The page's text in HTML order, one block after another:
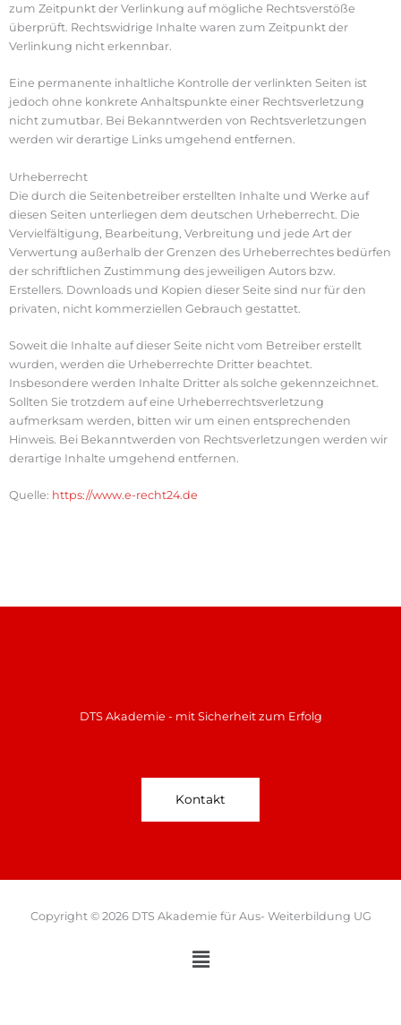
zum Zeitpunkt der Verlinkung auf mögliche Rechtsverstöße
überprüft. Rechtswidrige Inhalte waren zum Zeitpunkt der
Verlinkung nicht erkennbar.
Eine permanente inhaltliche Kontrolle der verlinkten Seiten ist
jedoch ohne konkrete Anhaltspunkte einer Rechtsverletzung
nicht zumutbar. Bei Bekanntwerden von Rechtsverletzungen
werden wir derartige Links umgehend entfernen.
Urheberrecht
Die durch die Seitenbetreiber erstellten Inhalte und Werke auf
diesen Seiten unterliegen dem deutschen Urheberrecht. Die
Vervielfältigung, Bearbeitung, Verbreitung und jede Art der
Verwertung außerhalb der Grenzen des Urheberrechtes bedürfen
der schriftlichen Zustimmung des jeweiligen Autors bzw.
Erstellers. Downloads und Kopien dieser Seite sind nur für den
privaten, nicht kommerziellen Gebrauch gestattet.
Soweit die Inhalte auf dieser Seite nicht vom Betreiber erstellt
wurden, werden die Urheberrechte Dritter beachtet.
Insbesondere werden Inhalte Dritter als solche gekennzeichnet.
Sollten Sie trotzdem auf eine Urheberrechtsverletzung
aufmerksam werden, bitten wir um einen entsprechenden
Hinweis. Bei Bekanntwerden von Rechtsverletzungen werden wir
derartige Inhalte umgehend entfernen.
Quelle: https://www.e-recht24.de
DTS Akademie - mit Sicherheit zum Erfolg
Kontakt
Copyright © 2026 DTS Akademie für Aus- Weiterbildung UG
Menü